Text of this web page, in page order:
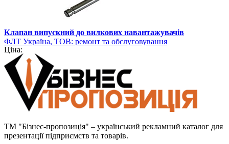
Клапан випускний до вилкових навантажувачів
ФЛТ Україна, ТОВ: ремонт та обслуговування
навантажувально-розвантажувальної техніки
Ціна:
ТМ "Бізнес-пропозиція" – український рекламний каталог для
презентації підприємств та товарів.